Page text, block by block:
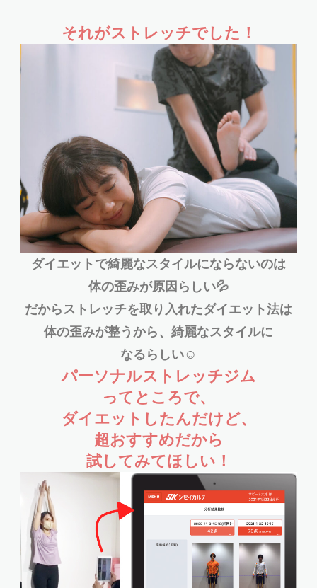
それがストレッチでした！
ダイエットで綺麗なスタイルにならないのは
体の歪みが原因らしい💦
だからストレッチを取り入れたダイエット法は
体の歪みが整うから、綺麗なスタイルに
なるらしい☺️
パーソナルストレッチジム
ってところで、
ダイエットしたんだけど、
超おすすめだから
試してみてほしい！